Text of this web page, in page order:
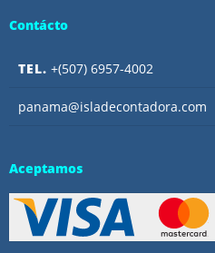
Contácto
TEL. +(507) 6957-4002
panama@isladecontadora.com
Aceptamos